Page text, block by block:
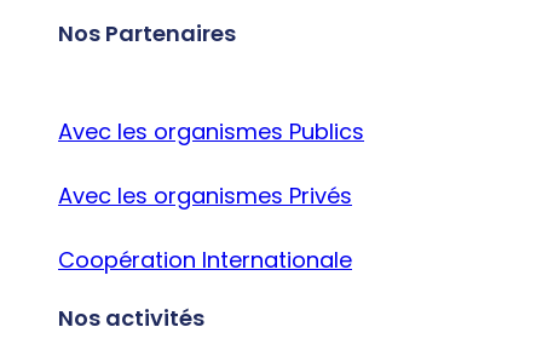
Nos Partenaires
Avec les organismes Publics
Avec les organismes Privés
Coopération Internationale
Nos activités